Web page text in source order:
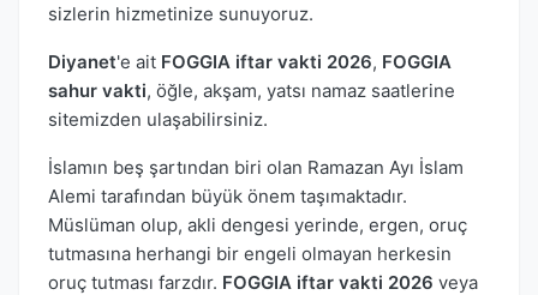
sizlerin hizmetinize sunuyoruz.
Diyanet'e ait FOGGIA iftar vakti 2026, FOGGIA
sahur vakti, öğle, akşam, yatsı namaz saatlerine
sitemizden ulaşabilirsiniz.
İslamın beş şartından biri olan Ramazan Ayı İslam
Alemi tarafından büyük önem taşımaktadır.
Müslüman olup, akli dengesi yerinde, ergen, oruç
tutmasına herhangi bir engeli olmayan herkesin
oruç tutması farzdır. FOGGIA iftar vakti 2026 veya